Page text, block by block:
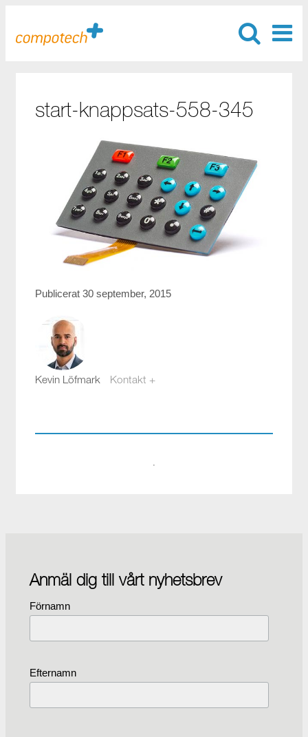
start-knappsats-558-345
Publicerat 30 september, 2015
Kevin Löfmark Kontakt +
·
Anmäl dig till vårt nyhetsbrev
Förnamn
Efternamn